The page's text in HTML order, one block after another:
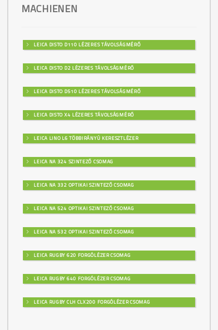
MACHIENEN
LEICA DISTO D110 LÉZERES TÁVOLSÁGMÉRŐ
LEICA DISTO D2 LÉZERES TÁVOLSÁGMÉRŐ
LEICA DISTO D510 LÉZERES TÁVOLSÁGMÉRŐ
LEICA DISTO X4 LÉZERES TÁVOLSÁGMÉRŐ
LEICA LINO L6 TÖBBIRÁNYÚ KERESZTLÉZER
LEICA NA 324 SZINTEZŐ CSOMAG
LEICA NA 332 OPTIKAI SZINTEZŐ CSOMAG
LEICA NA 524 OPTIKAI SZINTEZŐ CSOMAG
LEICA NA 532 OPTIKAI SZINTEZŐ CSOMAG
LEICA RUGBY 620 FORGÓLÉZER CSOMAG
LEICA RUGBY 640 FORGÓLÉZER CSOMAG
LEICA RUGBY CLH CLX200 FORGÓLÉZER CSOMAG